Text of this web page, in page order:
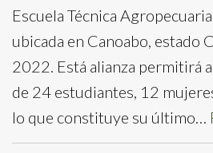
Escuela Técnica
ubicada en Canoabo, estado
2022. Está alianza permitirá
de 24 estudiantes, 12
lo que constituye su último…